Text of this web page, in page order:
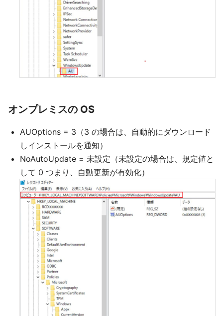
オンプレミスの OS
AUOptions = 3（3 の場合は、自動的にダウンロード
しインストールを通知）
NoAutoUpdate = 未設定（未設定の場合は、規定値と
して 0 つまり、自動更新が有効化）